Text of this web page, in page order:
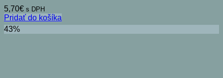
5,70€ s DPH
Pridať do košíka
43%